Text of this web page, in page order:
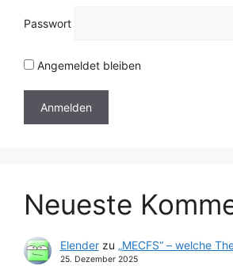
Passwort
Angemeldet bleiben
Neueste
Elenderzu „MECFS“ – welche
25. Dezember 2025